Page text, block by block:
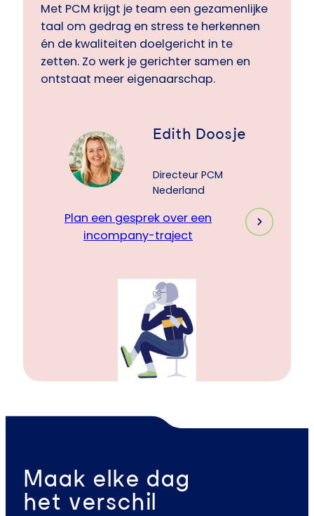
Met PCM krijgt je team een gezamenlijke
taal om gedrag en stress te herkennen
én de kwaliteiten doelgericht in te
zetten. Zo werk je gerichter samen en
ontstaat meer eigenaarschap.
Edith Doosje
Directeur PCM
Nederland
Plan een gesprek over een
incompany-traject
Maak elke dag
het verschil